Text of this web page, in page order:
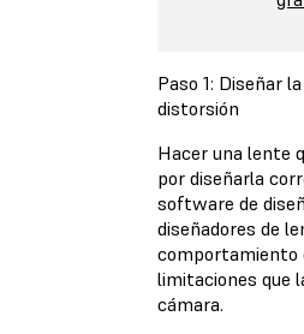
Paso 1: Diseñar
distorsión
Hacer una lente
por diseñarla
software de
diseñadores de
comportamiento
limitaciones que
cámara.